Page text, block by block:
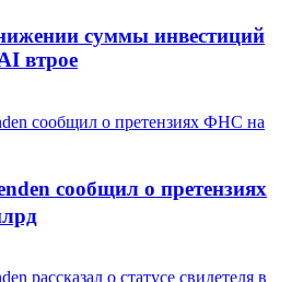
суммы инвестиций
втрое
сообщил о претензиях